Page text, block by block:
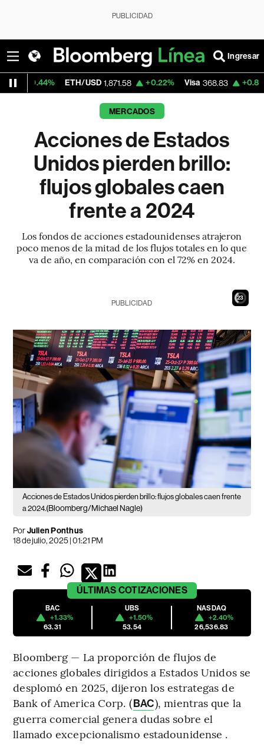
PUBLICIDAD
Ingresar
ETH/USD 1,871.58 +0.22% Visa 368.83 +0.86%
MERCADOS
Acciones de Estados
Unidos pierden brillo:
flujos globales caen
frente a 2024
Los fondos de acciones estadounidenses atrajeron
poco menos de la mitad de los flujos totales en lo que
va de año, en comparación con el 72% en 2024.
21
PUBLICIDAD
Acciones de Estados Unidos pierden brillo: flujos globales caen frente
a 2024.(Bloomberg/Michael Nagle)
PorJulien Ponthus
18 de julio, 2025 | 01:21 PM
ÚLTIMAS COTIZACIONES
BAC
+1.33%
63.31
UBS
+1.50%
53.54
NASDAQ
+2.40%
26,536.83
Bloomberg — La proporción de flujos de
acciones globales dirigidos a Estados Unidos se
desplomó en 2025, dijeron los estrategas de
Bank of America Corp. (BAC), mientras que la
guerra comercial genera dudas sobre el
llamado excepcionalismo estadounidense .